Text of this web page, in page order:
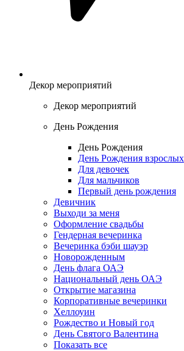
Декор мероприятий
Декор мероприятий
День Рождения
День Рождения
День Рождения взрослых
Для девочек
Для мальчиков
Первый день рождения
Девичник
Выходи за меня
Оформление свадьбы
Гендерная вечеринка
Вечеринка бэби шауэр
Новорожденным
День флага ОАЭ
Национальный день ОАЭ
Открытие магазина
Корпоративные вечеринки
Хеллоуин
Рождество и Новый год
День Святого Валентина
Показать все